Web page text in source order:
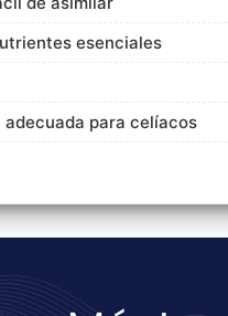
esenciales
adecuada para celíacos